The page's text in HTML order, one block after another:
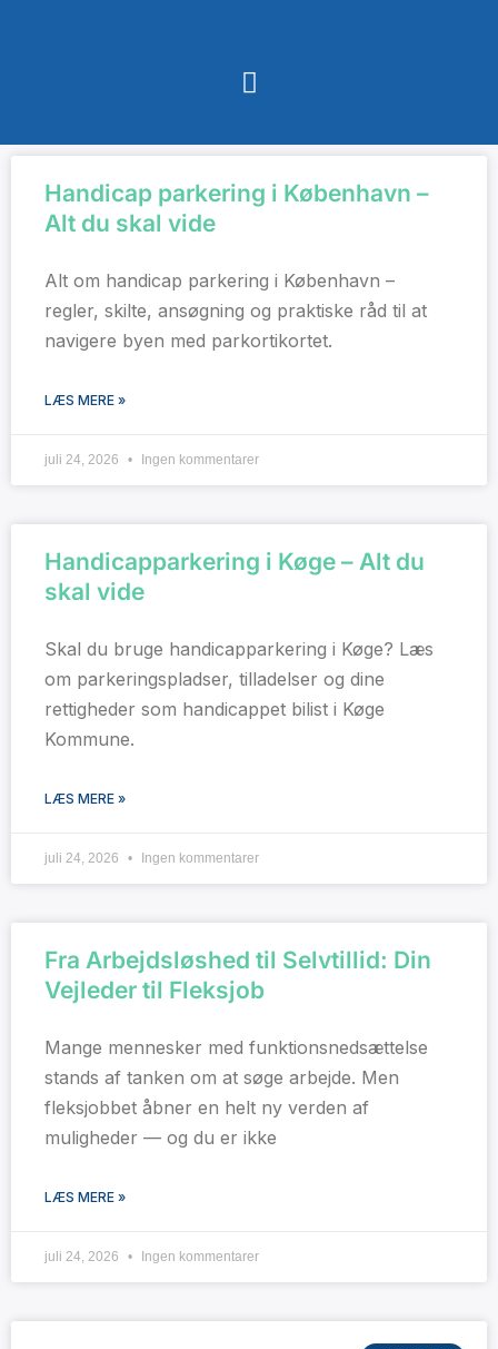
Handicap parkering i København –
Alt du skal vide
Alt om handicap parkering i København –
regler, skilte, ansøgning og praktiske råd til at
navigere byen med parkortikortet.
LÆS MERE »
juli 24, 2026 Ingen kommentarer
Handicapparkering i Køge – Alt du
skal vide
Skal du bruge handicapparkering i Køge? Læs
om parkeringspladser, tilladelser og dine
rettigheder som handicappet bilist i Køge
Kommune.
LÆS MERE »
juli 24, 2026 Ingen kommentarer
Fra Arbejdsløshed til Selvtillid: Din
Vejleder til Fleksjob
Mange mennesker med funktionsnedsættelse
stands af tanken om at søge arbejde. Men
fleksjobbet åbner en helt ny verden af
muligheder — og du er ikke
LÆS MERE »
juli 24, 2026 Ingen kommentarer